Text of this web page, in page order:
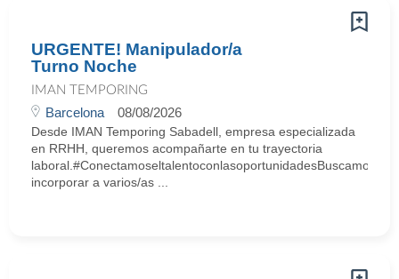
URGENTE! Manipulador/a
Turno Noche
IMAN TEMPORING
Barcelona 08/08/2026
Desde IMAN Temporing Sabadell, empresa especializada
en RRHH, queremos acompañarte en tu trayectoria
laboral.#ConectamoseltalentoconlasoportunidadesBuscamos
incorporar a varios/as ...